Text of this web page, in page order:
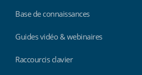
Base de connaissances
Guides vidéo & webinaires
Raccourcis clavier